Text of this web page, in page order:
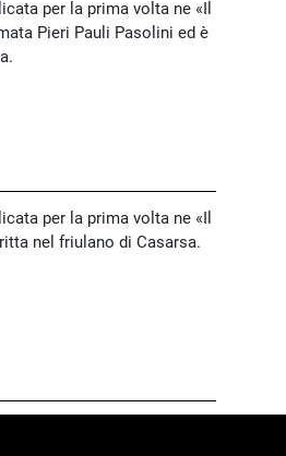
per la prima volta ne «Il
Pieri Pauli Pasolini ed è
per la prima volta ne «Il
nel friulano di Casarsa.